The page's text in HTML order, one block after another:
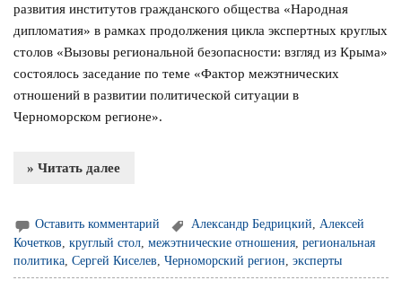
развития институтов гражданского общества «Народная
дипломатия» в рамках продолжения цикла экспертных круглых
столов «Вызовы региональной безопасности: взгляд из Крыма»
состоялось заседание по теме «Фактор межэтнических
отношений в развитии политической ситуации в
Черноморском регионе».
» Читать далее
Оставить комментарий Александр Бедрицкий,Алексей
Кочетков ,круглый стол ,межэтнические отношения ,региональная
политика ,Сергей Киселев ,Черноморский регион ,эксперты